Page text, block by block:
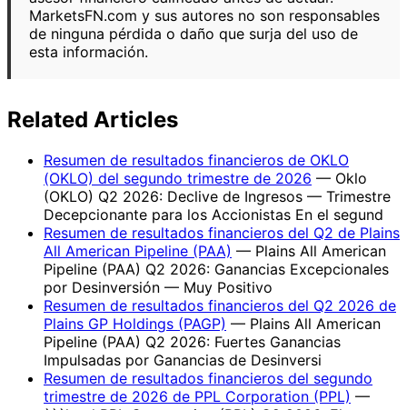
MarketsFN.com y sus autores no son responsables
de ninguna pérdida o daño que surja del uso de
esta información.
Related Articles
Resumen de resultados financieros de OKLO
(OKLO) del segundo trimestre de 2026 — Oklo
(OKLO) Q2 2026: Declive de Ingresos — Trimestre
Decepcionante para los Accionistas En el segund
Resumen de resultados financieros del Q2 de Plains
All American Pipeline (PAA) — Plains All American
Pipeline (PAA) Q2 2026: Ganancias Excepcionales
por Desinversión — Muy Positivo
Resumen de resultados financieros del Q2 2026 de
Plains GP Holdings (PAGP) — Plains All American
Pipeline (PAA) Q2 2026: Fuertes Ganancias
Impulsadas por Ganancias de Desinversi
Resumen de resultados financieros del segundo
trimestre de 2026 de PPL Corporation (PPL) —